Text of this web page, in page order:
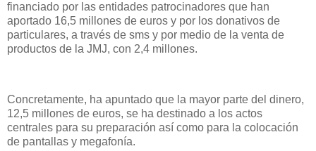
financiado por las entidades patrocinadores que han
aportado 16,5 millones de euros y por los donativos de
particulares, a través de sms y por medio de la venta de
productos de la JMJ, con 2,4 millones.
Concretamente, ha apuntado que la mayor parte del dinero,
12,5 millones de euros, se ha destinado a los actos
centrales para su preparación así como para la colocación
de pantallas y megafonía.